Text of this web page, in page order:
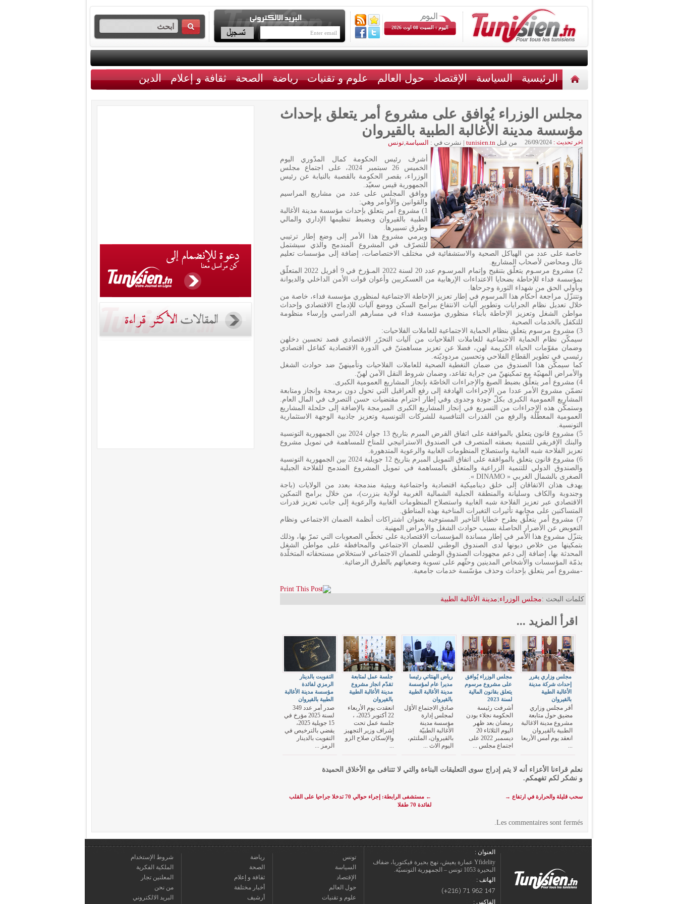
اليوم : السبت 08 اوت 2026
الرئيسية السياسة الإقتصاد حول العالم علوم و تقنيات رياضة الصحة ثقافة و إعلام الدين
مجلس الوزراء يُوافق على مشروع أمر يتعلق بإحداث
مؤسسة مدينة الأغالبة الطبية بالقيروان
اخر تحديث : 26/09/2024 من قبلtunisien.tn
| نشرت في : السياسة,تونس
أشرف رئيس الحكومة كمال المدّوري اليوم
الخميس 26 سبتمبر 2024، على اجتماع مجلس
الوزراء، بقصر الحكومة بالقصبة بالنيابة عن رئيس
الجمهورية قيس سعيّد.
ووافق المجلس على عدد من مشاريع المراسيم
والقوانين والأوامر وهي:
1) مشروع أمر يتعلق بإحداث مؤسسة مدينة الأغالبة
الطبية بالقيروان وبضبط تنظيمها الإداري والمالي
وطرق تسييرها.
ويرمي مشروع هذا الأمر إلى وضع إطار ترتيبي
للتصرّف في المشروع المندمج والذي سيشتمل
خاصة على عدد من الهياكل الصحية والاستشفائية في مختلف الاختصاصات، إضافة إلى مؤسسات تعليم
عال ومحاضن لأصحاب المشاريع.
2) مشروع مرسـوم يتعلّق بتنقيح وإتمام المرسـوم عدد 20 لسنة 2022 المـؤرخ في 9 أفريل 2022 المتعلّق
بمؤسسة فداء للإحاطة بضحايا الاعتداءات الإرهابية من العسكريين وأعوان قوات الأمن الداخلي والديوانة
وبأولي الحق من شهداء الثورة وجرحاها.
وتتنزّل مراجعة أحكام هذا المرسوم في إطار تعزيز الإحاطة الاجتماعية لمنظوري مؤسسة فداء، خاصة من
خلال تعديل نظام الجرايات وتطوير آليات الانتفاع ببرامج السكن ووضع آليات للإدماج الاقتصادي وإحداث
مواطن الشغل وتعزيز الإحاطة بأبناء منظوري مؤسسة فداء في مسارهم الدراسي وإرساء منظومة
للتكفل بالخدمات الصحية.
3) مشروع مرسوم يتعلق بنظام الحماية الاجتماعية للعاملات الفلاحيات:
سيمكّن نظام الحماية الاجتماعية للعاملات الفلاحيات من آليات التحرّر الاقتصادي قصد تحسين دخلهن
وضمان مقوّمات الحياة الكريمة لهن، فضلا عن تعزيز مساهمتنّ في الدورة الاقتصادية كفاعل اقتصادي
رئيسي في تطوير القطاع الفلاحي وتحسين مردوديّته.
كما سيمكّن هذا الصندوق من ضمان التغطية الصحية للعاملات الفلاحيات وتأمينهنّ ضد حوادث الشغل
والأمراض المهنيّة مع تمكينهنّ من جراية تقاعد، وضمان شروط النقل الآمن لهنّ.
4) مشروع أمر يتعلّق بضبط الصيغ والإجراءات الخاصّة بإنجاز المشاريع العمومية الكبرى.
تضمّن مشروع الأمر عددا من الإجراءات الهادفة إلى رفع العراقيل التي تحول دون برمجة وإنجاز ومتابعة
المشاريع العمومية الكبرى بكلّ جودة وجدوى وفي إطار احترام مقتضيات حسن التصرف في المال العام.
وستمكّن هذه الإجراءات من التسريع في إنجاز المشاريع الكبرى المبرمجة بالإضافة إلى حلحلة المشاريع
العمومية المعطّلَة والرفع من القدرات التنافسية للشركات التونسية وتعزيز جاذبية الوجهة الاستثمارية
التونسية.
5) مشروع قانون يتعلق بالموافقة على اتفاق القرض المبرم بتاريخ 13 جوان 2024 بين الجمهورية التونسية
والبنك الإفريقي للتنمية بصفته المتصرف في الصندوق الاستراتيجي للمناخ للمساهمة في تمويل مشروع
تعزيز الفلاحة شبه الغابية واستصلاح المنظومات الغابية والرعوية المتدهورة.
6) مشروع قانون يتعلق بالموافقة على اتفاق التمويل المبرم بتاريخ 12 جويلية 2024 بين الجمهورية التونسية
والصندوق الدولي للتنمية الزراعية والمتعلق بالمساهمة في تمويل المشروع المندمج للفلاحة الجبلية
الصغرى بالشمال الغربي « DINAMO ».
يهدف هذان الاتفاقان إلى خلق ديناميكية اقتصادية واجتماعية وبيئية مندمجة بعدد من الولايات (باجة
وجندوبة والكاف وسليانة والمنطقة الجبلية الشمالية الغربية لولاية بنزرت)، من خلال برامج التمكين
الاقتصادي عبر تعزيز الفلاحة شبه الغابية واستصلاح المنظومات الغابية والرعوية إلى جانب تعزيز قدرات
المتساكنين على مجابهة تأثيرات التغيرات المناخية بهذه المناطق.
7) مشروع أمر يتعلّق بطرح خطايا التأخير المستوجبة بعنوان اشتراكات أنظمة الضمان الاجتماعي ونظام
التعويض عن الأضرار الحاصلة بسبب حوادث الشغل والأمراض المهنية.
يتنزّل مشروع هذا الأمر في إطار مساندة المؤسسات الاقتصادية على تخطّي الصعوبات التي تمرّ بها، وذلك
بتمكينها من خلاص ديونها لدى الصندوق الوطني للضمان الاجتماعي والمحافظة على مواطن الشغل
المحدثة بها، إضافة إلى دعم مجهودات الصندوق الوطني للضمان الاجتماعي لاستخلاص مستحقاته المتخلّدة
بذمّة المؤسسات والأشخاص المدينين وحثّهم على تسوية وضعياتهم بالطرق الرضائية.
-مشروع أمر يتعلق بإحداث وحذف مؤسّسة خدمات جامعية.
كلمات البحث :مجلس الوزراء;مدينة الأغالبة الطبية
اقرأ المزيد ...
التفويت بالدينار
الرمزي لفائدة
مؤسسة مدينة الأغالبة
الطبية بالقيروان
صدر أمر عدد 349
لسنة 2025 مؤرخ في
15 جويلية 2025،
يقضي بالترخيص في
التفويت بالدينار
الرمز ...
جلسة عمل لمتابعة
تقدّم انجاز مشروع
مدينة الأغالبة الطبية
بالقيروان
انعقدت يوم الأربعاء
22 أكتوبر 2025، ،
جلسة عمل تحت
إشراف وزير التجهيز
والإسكان صلاح الزو
...
رياض الهنتاتي رئيسا
مديرا عام لمؤسسة
مدينة الأغالبة الطبية
بالقيروان
صادق الاجتماع الأوّل
لمجلس إدارة
مؤسسة مدينة
الأغالبة الطبيّة
بالقيروان، الملتئم،
اليوم الاث ...
مجلس الوزراء يُوافق
على مشروع مرسوم
يتعلق بقانون المالية
لسنة 2023
أشرفت رئيسة
الحكومة نجلاء بودن
رمضان بعد ظهر
اليوم الثلاثاء 20
ديسمبر 2022 على
اجتماع مجلس ...
مجلس وزاري يقرر
إحداث شركة مدينة
الأغالبة الطبية
بالقيروان
أقر مجلس وزاري
مضيق حول متابعة
مشروع مدينة الاغالبة
الطبية بالقيروان
انعقد يوم أمس الأربعا
...
نعلم قراءنا الأعزاء أنه لا يتم إدراج سوى التعليقات البناءة والتي لا تتنافى مع الأخلاق الحميدة
و نشكر لكم تفهمكم.
←
مستشفى الرابطة: إجراء حوالي 70 تدخلا جراحيا على القلب
لفائدة 70 طفلا
سحب قليلة والحرارة في ارتفاع →
Les commentaires sont fermés.
العنوان :
Yfidelity عمارة يعيش، نهج بحيرة فيكتوريا، ضفاف
البحيرة 1053 تونس – الجمهورية التونسيّة.
الهاتف :
الفاكس :
تونس
السياسة
الإقتصاد
حول العالم
علوم و تقنيات
رياضة
الصحة
ثقافة و إعلام
أخبار مختلفة
أرشيف
شروط الإستخدام
الملكية الفكرية
المعلنين تجار
من نحن
البريد الالكتروني